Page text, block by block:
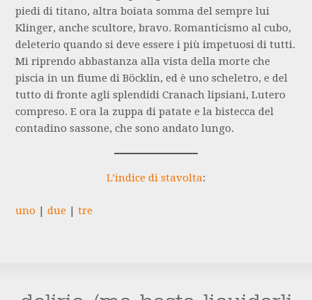
piedi di titano, altra boiata somma del sempre lui
Klinger, anche scultore, bravo. Romanticismo al cubo,
deleterio quando si deve essere i più impetuosi di tutti.
Mi riprendo abbastanza alla vista della morte che
piscia in un fiume di Böcklin, ed è uno scheletro, e del
tutto di fronte agli splendidi Cranach lipsiani, Lutero
compreso. E ora la zuppa di patate e la bistecca del
contadino sassone, che sono andato lungo.
L’indice di stavolta:
uno |due |tre